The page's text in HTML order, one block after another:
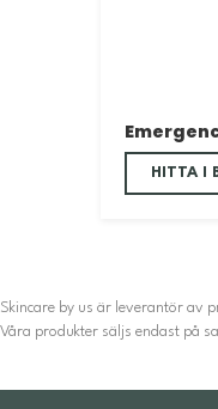
HITTA I
Skincare by us är leverantör av
Våra produkter säljs endast på